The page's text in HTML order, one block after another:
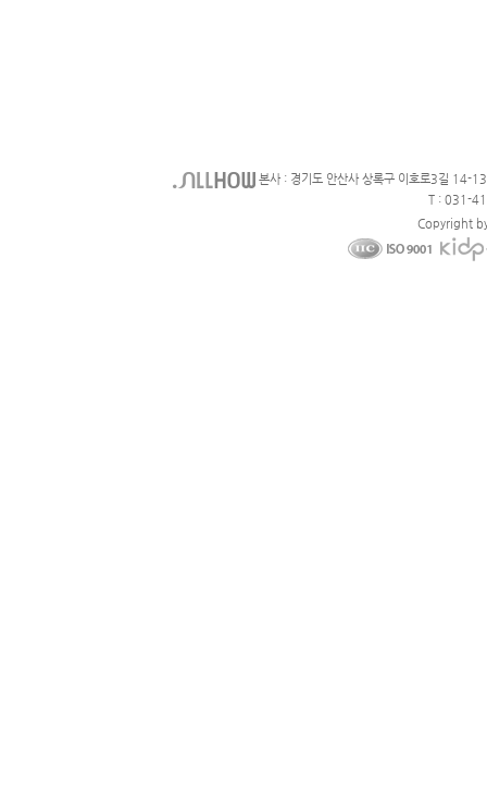
본사 : 경기도 안산사 상록구 이호로3길 14-
T : 031-
Copyright